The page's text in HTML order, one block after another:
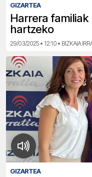
GIZARTEA
Harrera
hartzeko
29/03/2025 • 12:10 • BIZKAIA
GIZARTEA